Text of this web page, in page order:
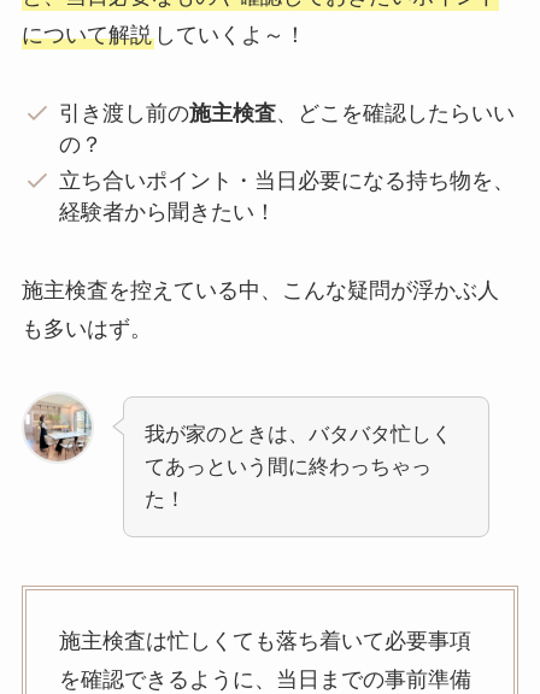
について解説していくよ～！
引き渡し前の施主検査、どこを確認したらいい
の？
立ち合いポイント・当日必要になる持ち物を、
経験者から聞きたい！
施主検査を控えている中、こんな疑問が浮かぶ人
も多いはず。
我が家のときは、バタバタ忙しく
てあっという間に終わっちゃっ
た！
施主検査は忙しくても落ち着いて必要事項
を確認できるように、当日までの事前準備